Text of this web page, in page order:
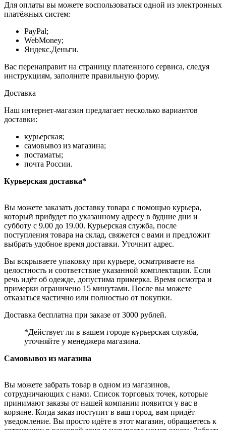
Для оплаты вы можете воспользоваться одной из электронных
платёжных систем:
PayPal;
WebMoney;
Яндекс.Деньги.
Вас перенаправит на страницу платежного сервиса, следуя
инструкциям, заполните правильную форму.
Доставка
Наш интернет-магазин предлагает несколько вариантов
доставки:
курьерская;
самовывоз из магазина;
постаматы;
почта России.
Курьерская доставка*
Вы можете заказать доставку товара с помощью курьера,
который прибудет по указанному адресу в будние дни и
субботу с 9.00 до 19.00. Курьерская служба, после
поступления товара на склад, свяжется с вами и предложит
выбрать удобное время доставки. Уточнит адрес.
Вы вскрываете упаковку при курьере, осматриваете на
целостность и соответствие указанной комплектации. Если
речь идёт об одежде, допустима примерка. Время осмотра и
примерки ограничено 15 минутами. После вы можете
отказаться частично или полностью от покупки.
Доставка бесплатна при заказе от 3000 рублей.
*Действует ли в вашем городе курьерская служба,
уточняйте у менеджера магазина.
Самовывоз из магазина
Вы можете забрать товар в одном из магазинов,
сотрудничающих с нами. Список торговых точек, которые
принимают заказы от нашей компании появится у вас в
корзине. Когда заказ поступит в ваш город, вам придёт
уведомление. Вы просто идёте в этот магазин, обращаетесь к